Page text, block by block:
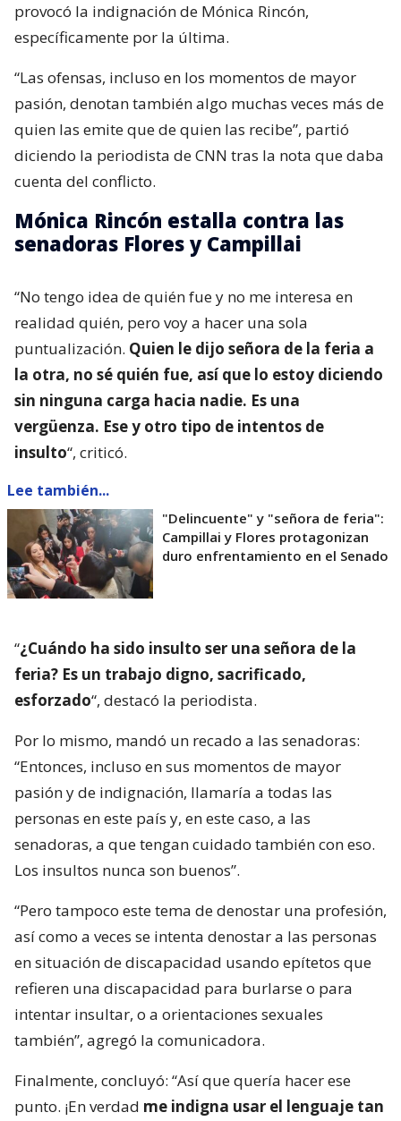
provocó la indignación de Mónica Rincón,
específicamente por la última.
“Las ofensas, incluso en los momentos de mayor
pasión, denotan también algo muchas veces más de
quien las emite que de quien las recibe”, partió
diciendo la periodista de CNN tras la nota que daba
cuenta del conflicto.
Mónica Rincón estalla contra las
senadoras Flores y Campillai
“No tengo idea de quién fue y no me interesa en
realidad quién, pero voy a hacer una sola
puntualización. Quien le dijo señora de la feria a
la otra, no sé quién fue, así que lo estoy diciendo
sin ninguna carga hacia nadie. Es una
vergüenza. Ese y otro tipo de intentos de
insulto“, criticó.
Lee también...
"Delincuente" y "señora de feria":
Campillai y Flores protagonizan
duro enfrentamiento en el Senado
“¿Cuándo ha sido insulto ser una señora de la
feria? Es un trabajo digno, sacrificado,
esforzado“, destacó la periodista.
Por lo mismo, mandó un recado a las senadoras:
“Entonces, incluso en sus momentos de mayor
pasión y de indignación, llamaría a todas las
personas en este país y, en este caso, a las
senadoras, a que tengan cuidado también con eso.
Los insultos nunca son buenos”.
“Pero tampoco este tema de denostar una profesión,
así como a veces se intenta denostar a las personas
en situación de discapacidad usando epítetos que
refieren una discapacidad para burlarse o para
intentar insultar, o a orientaciones sexuales
también”, agregó la comunicadora.
Finalmente, concluyó: “Así que quería hacer ese
punto. ¡En verdad me indigna usar el lenguaje tan